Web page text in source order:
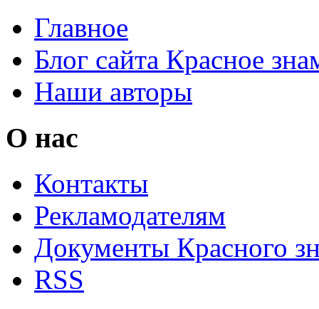
Главное
Блог сайта Красное
Наши авторы
О нас
Контакты
Рекламодателям
Документы Красного
RSS